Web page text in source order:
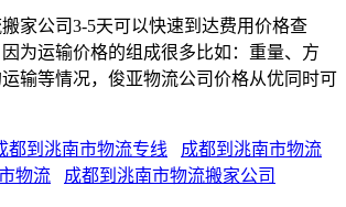
家公司3-5天可以快速到达费用价格查
为运输价格的组成很多比如：重量、方
输等情况，俊亚物流公司价格从优同时可
都到洮南市物流专线
成都到洮南市物流
物流 成都到洮南市物流搬家公司